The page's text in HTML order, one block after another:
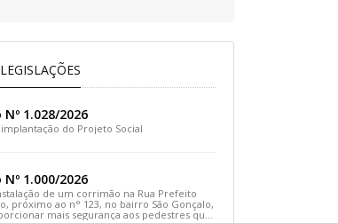
1.028/2026
do Projeto Social
1.000/2026
de um corrimão na Rua Prefeito
próximo ao n° 123, no bairro São Gonçalo,
mais segurança aos pedestres que